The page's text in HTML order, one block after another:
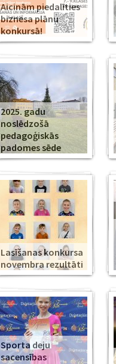
Aicinām piedalīties
biznesa plānu
konkursā!
2025. gadu
noslēdzošā
pedagoģiskās
padomes sēde
Lasīšanas konkursa
novembra rezultāti
Sporta deju
sacensības